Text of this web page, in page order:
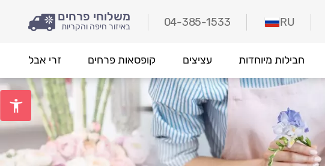
משלוחי פרחים
באיזור חיפה והקריות 04-385-1533 RU
חבילות מיוחדות עציצים קופסאות פרחים זרי אבל